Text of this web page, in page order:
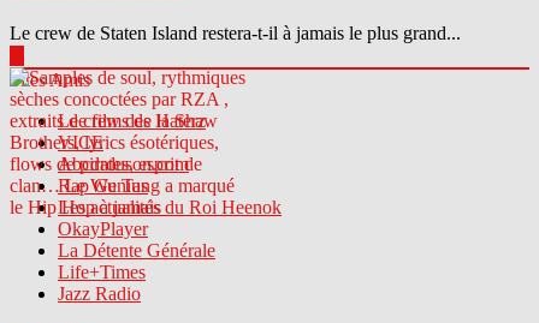
Le crew de Staten Island restera-t-il à jamais le plus grand...
Sites Amis
Le crew des Haterz
VICE
Abcdrduson.com
Rap Genius
Les actualités du Roi Heenok
OkayPlayer
La Détente Générale
Life+Times
Jazz Radio